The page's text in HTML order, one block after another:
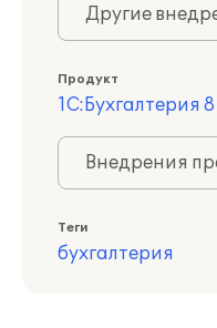
Другие
Продукт
1С:Бухгалтерия 8
Внедрения
Теги
бухгалтерия